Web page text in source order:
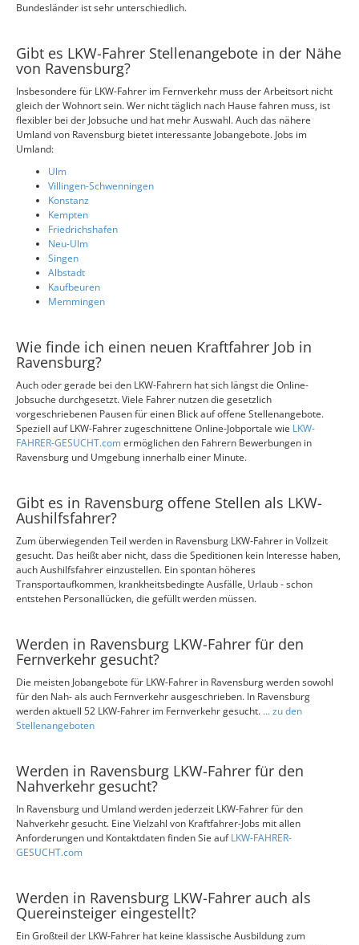
Bundesländer ist sehr unterschiedlich.
Gibt es LKW-Fahrer Stellenangebote in der Nähe
von Ravensburg?
Insbesondere für LKW-Fahrer im Fernverkehr muss der Arbeitsort nicht
gleich der Wohnort sein. Wer nicht täglich nach Hause fahren muss, ist
flexibler bei der Jobsuche und hat mehr Auswahl. Auch das nähere
Umland von Ravensburg bietet interessante Jobangebote. Jobs im
Umland:
Ulm
Villingen-Schwenningen
Konstanz
Kempten
Friedrichshafen
Neu-Ulm
Singen
Albstadt
Kaufbeuren
Memmingen
Wie finde ich einen neuen Kraftfahrer Job in
Ravensburg?
Auch oder gerade bei den LKW-Fahrern hat sich längst die Online-
Jobsuche durchgesetzt. Viele Fahrer nutzen die gesetzlich
vorgeschriebenen Pausen für einen Blick auf offene Stellenangebote.
Speziell auf LKW-Fahrer zugeschnittene Online-Jobportale wie LKW-
FAHRER-GESUCHT.comermöglichen den Fahrern Bewerbungen in
Ravensburg und Umgebung innerhalb einer Minute.
Gibt es in Ravensburg offene Stellen als LKW-
Aushilfsfahrer?
Zum überwiegenden Teil werden in Ravensburg LKW-Fahrer in Vollzeit
gesucht. Das heißt aber nicht, dass die Speditionen kein Interesse haben,
auch Aushilfsfahrer einzustellen. Ein spontan höheres
Transportaufkommen, krankheitsbedingte Ausfälle, Urlaub - schon
entstehen Personallücken, die gefüllt werden müssen.
Werden in Ravensburg LKW-Fahrer für den
Fernverkehr gesucht?
Die meisten Jobangebote für LKW-Fahrer in Ravensburg werden sowohl
für den Nah- als auch Fernverkehr ausgeschrieben. In Ravensburg
werden aktuell 52 LKW-Fahrer im Fernverkehr gesucht. ... zu den
Stellenangeboten
Werden in Ravensburg LKW-Fahrer für den
Nahverkehr gesucht?
In Ravensburg und Umland werden jederzeit LKW-Fahrer für den
Nahverkehr gesucht. Eine Vielzahl von Kraftfahrer-Jobs mit allen
Anforderungen und Kontaktdaten finden Sie aufLKW-FAHRER-
GESUCHT.com
Werden in Ravensburg LKW-Fahrer auch als
Quereinsteiger eingestellt?
Ein Großteil der LKW-Fahrer hat keine klassische Ausbildung zum